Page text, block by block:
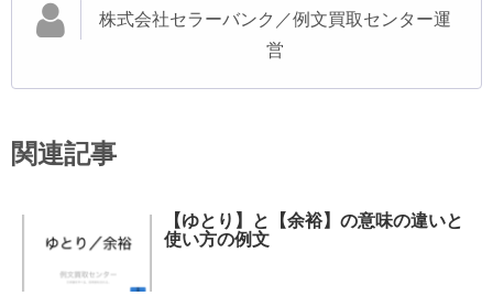
株式会社セラーバンク／例文買取センター運
営
関連記事
【ゆとり】と【余裕】の意味の違いと
使い方の例文